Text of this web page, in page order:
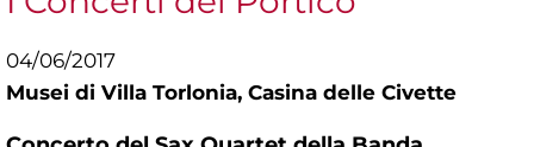
04/06/2017
Musei di Villa Torlonia, Casina delle Civette